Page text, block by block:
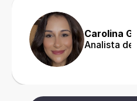
Carolina
Analista de